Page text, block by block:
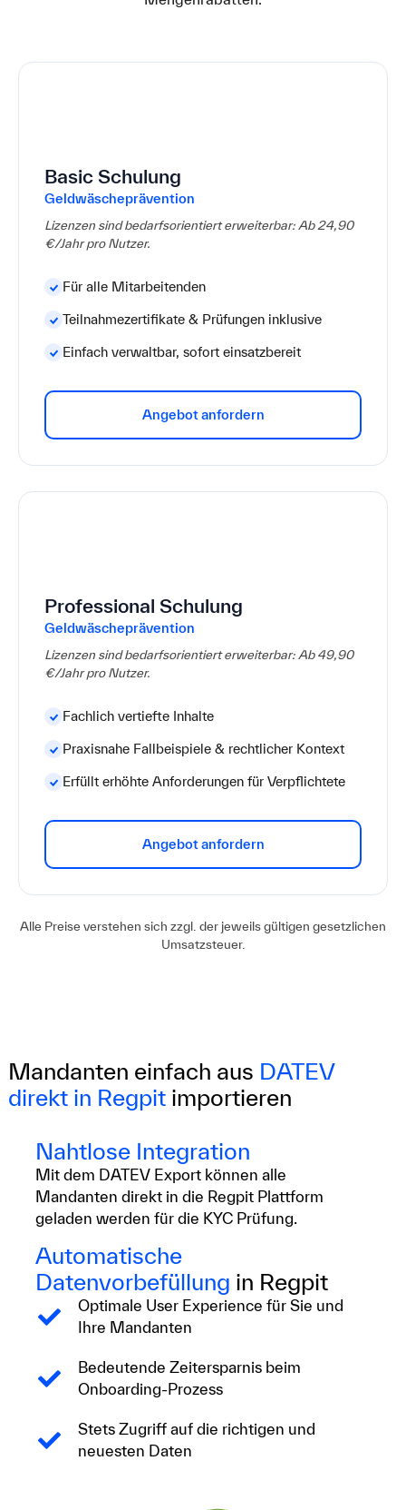
Basic Schulung
Geldwäscheprävention
Lizenzen sind bedarfsorientiert erweiterbar: Ab 24,90
€/Jahr pro Nutzer.
Für alle Mitarbeitenden
Teilnahmezertifikate & Prüfungen inklusive
Einfach verwaltbar, sofort einsatzbereit
Angebot anfordern
Professional Schulung
Geldwäscheprävention
Lizenzen sind bedarfsorientiert erweiterbar: Ab 49,90
€/Jahr pro Nutzer.
Fachlich vertiefte Inhalte
Praxisnahe Fallbeispiele & rechtlicher Kontext
Erfüllt erhöhte Anforderungen für Verpflichtete
Angebot anfordern
Alle Preise verstehen sich zzgl. der jeweils gültigen gesetzlichen
Umsatzsteuer.
Mandanten einfach aus DATEV
direkt in Regpitimportieren
Nahtlose Integration
Mit dem DATEV Export können alle
Mandanten direkt in die Regpit Plattform
geladen werden für die KYC Prüfung.
Automatische
Datenvorbefüllung in Regpit
Optimale User Experience für Sie und
Ihre Mandanten
Bedeutende Zeitersparnis beim
Onboarding-Prozess
Stets Zugriff auf die richtigen und
neuesten Daten